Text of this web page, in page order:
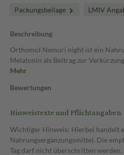
Packungsbeilage LMIV
Beschreibung
Orthomol Nemuri night ist ein
Melatonin als Beitrag zur
Mehr
Bewertungen
Hinweistexte und Pflichtangaben
Wichtiger Hinweis: Hierbei handelt
Nahrungsergänzungsmittel. Die
Tag darf nicht überschritten